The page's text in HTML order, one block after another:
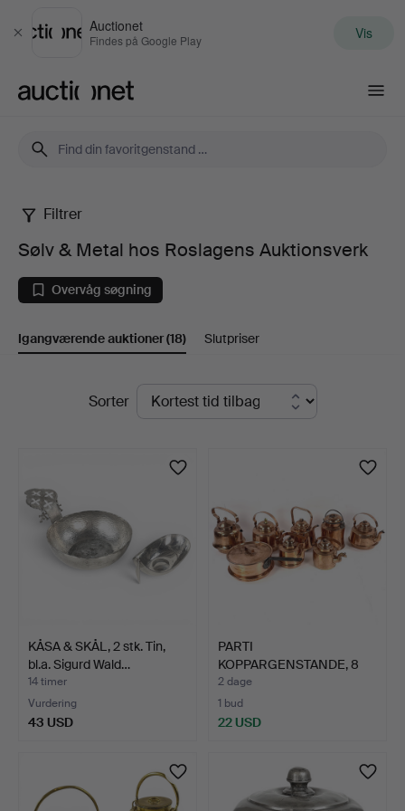
Luk
Auctionet
Findes på Google Play Vis
Sølv
Metal
hos
Roslagens
Filtrer
Sølv & Metal hos Roslagens Auktionsverk
Overvåg søgning
Igangværende auktioner(18) Slutpriser
Igangværende
Sorter
KÅSA & SKÅL, 2 stk. Tin,
bl.a. Sigurd Wald…
14 timer
Vurdering
43 USD
PARTI
KOPPARGENSTANDE, 8
dele, bl.a. Skult…
2 dage
1 bud
22 USD